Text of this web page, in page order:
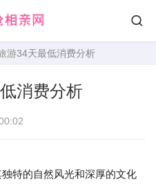
游34天最低消费分析
消费分析
独特的自然风光和深厚的文化